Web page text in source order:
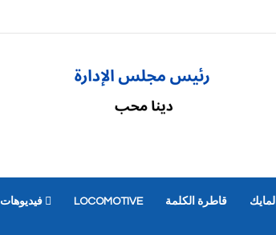
المايك قاطرة الكلمة LOCOMOTIVE فيديوهات